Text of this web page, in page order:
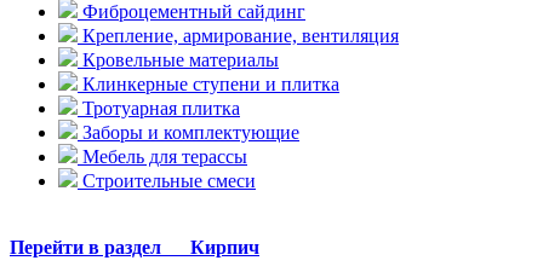
Фиброцементный сайдинг
Крепление, армирование, вентиляция
Кровельные материалы
Клинкерные ступени и плитка
Тротуарная плитка
Заборы и комплектующие
Мебель для терассы
Строительные смеси
Перейти в раздел Кирпич